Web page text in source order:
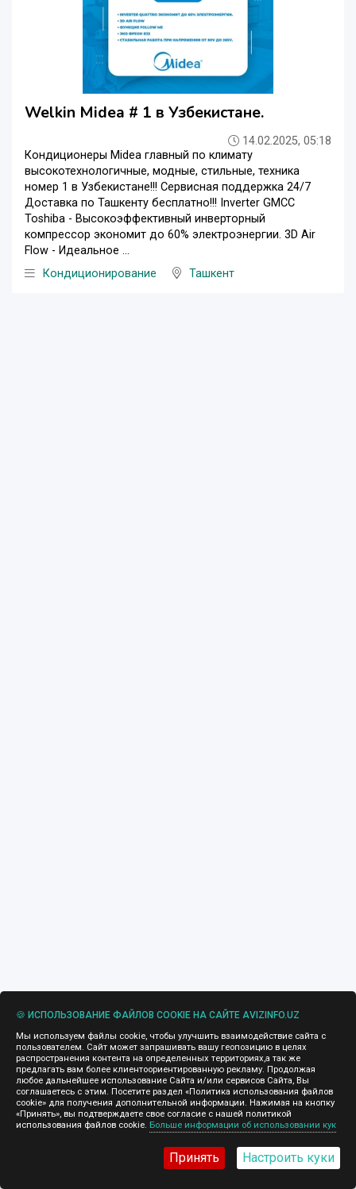
Welkin Midea # 1 в Узбекистане.
14.02.2025, 05:18
Кондиционеры Midea главный по климату
высокотехнологичные, модные, стильные, техника
номер 1 в Узбекистане!!! Сервисная поддержка 24/7
Доставка по Ташкенту бесплатно!!! Inverter GMCC
Toshiba - Высокоэффективный инверторный
компрессор экономит до 60% электроэнергии. 3D Air
Flow - Идеальное ...
Кондиционирование
Ташкент
🍪 ИСПОЛЬЗОВАНИЕ ФАЙЛОВ COOKIE НА САЙТЕ AVIZINFO.UZ
Мы используем файлы cookie, чтобы улучшить взаимодействие сайта с
пользователем. Сайт может запрашивать вашу геопозицию в целях
распространения контента на определенных территориях,а так же
предлагать вам более клиентоориентированную рекламу. Продолжая
любое дальнейшее использование Сайта и/или сервисов Сайта, Вы
соглашаетесь с этим. Посетите раздел «Политика использования файлов
cookie» для получения дополнительной информации. Нажимая на кнопку
«Принять», вы подтверждаете свое согласие с нашей политикой
использования файлов cookie. Больше информации об использовании кук
Принять Настроить куки